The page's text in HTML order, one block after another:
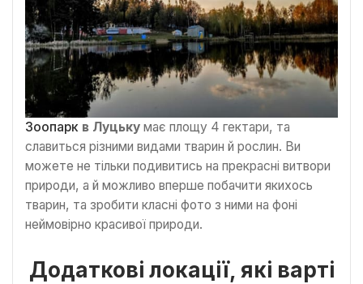
Зоопарк в Луцьку має площу 4 гектари, та
славиться різними видами тварин й рослин. Ви
можете не тільки подивитись на прекрасні витвори
природи, а й можливо вперше побачити якихось
тварин, та зробити класні фото з ними на фоні
неймовірно красивої природи.
Додаткові локації, які варті